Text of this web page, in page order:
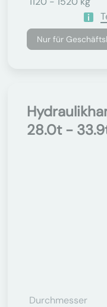
Nur für
28.0t -
Durchmesser